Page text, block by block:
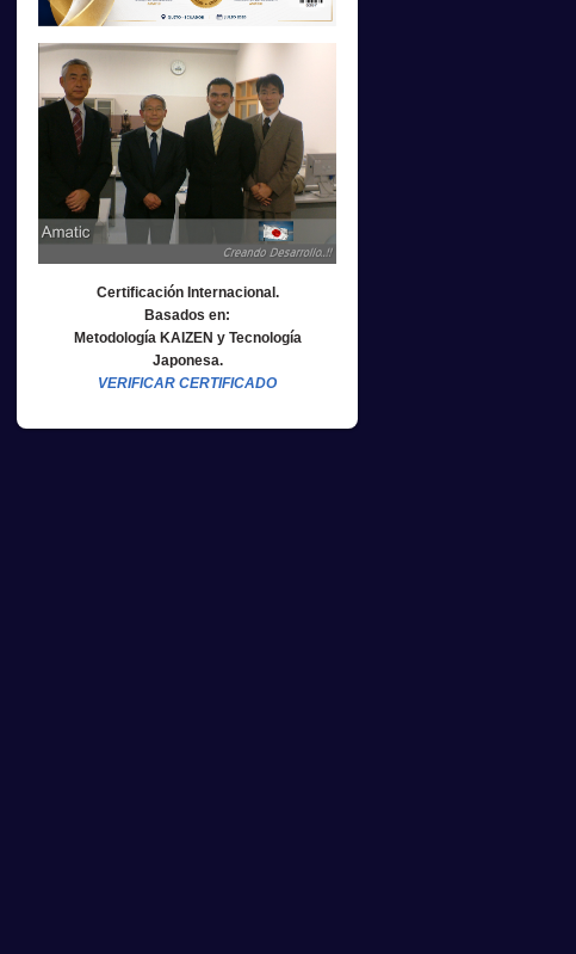
Certificación Internacional.
Basados en:
Metodología KAIZEN y Tecnología
Japonesa.
VERIFICAR CERTIFICADO